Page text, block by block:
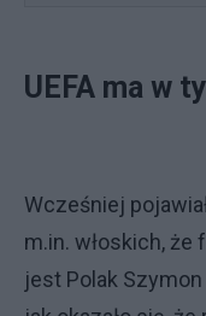
UEFA ma w
Wcześniej
m.in. włoskich, że
jest Polak